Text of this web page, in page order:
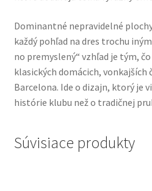
Dominantné nepravidelné
každý pohľad na dres trochu
no premyslený“ vzhľad je tým,
klasických domácich, vonkajších
Barcelona. Ide o dizajn, ktorý je
histórie klubu než o tradičnej
Súvisiace produkty